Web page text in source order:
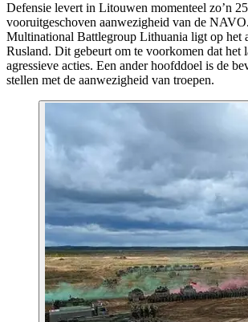
Defensie levert in Litouwen momenteel zo’n
vooruitgeschoven aanwezigheid van de
Multinational Battlegroup Lithuania ligt op het
Rusland. Dit gebeurt om te voorkomen dat het
agressieve acties. Een ander hoofddoel is de
stellen met de aanwezigheid van troepen.